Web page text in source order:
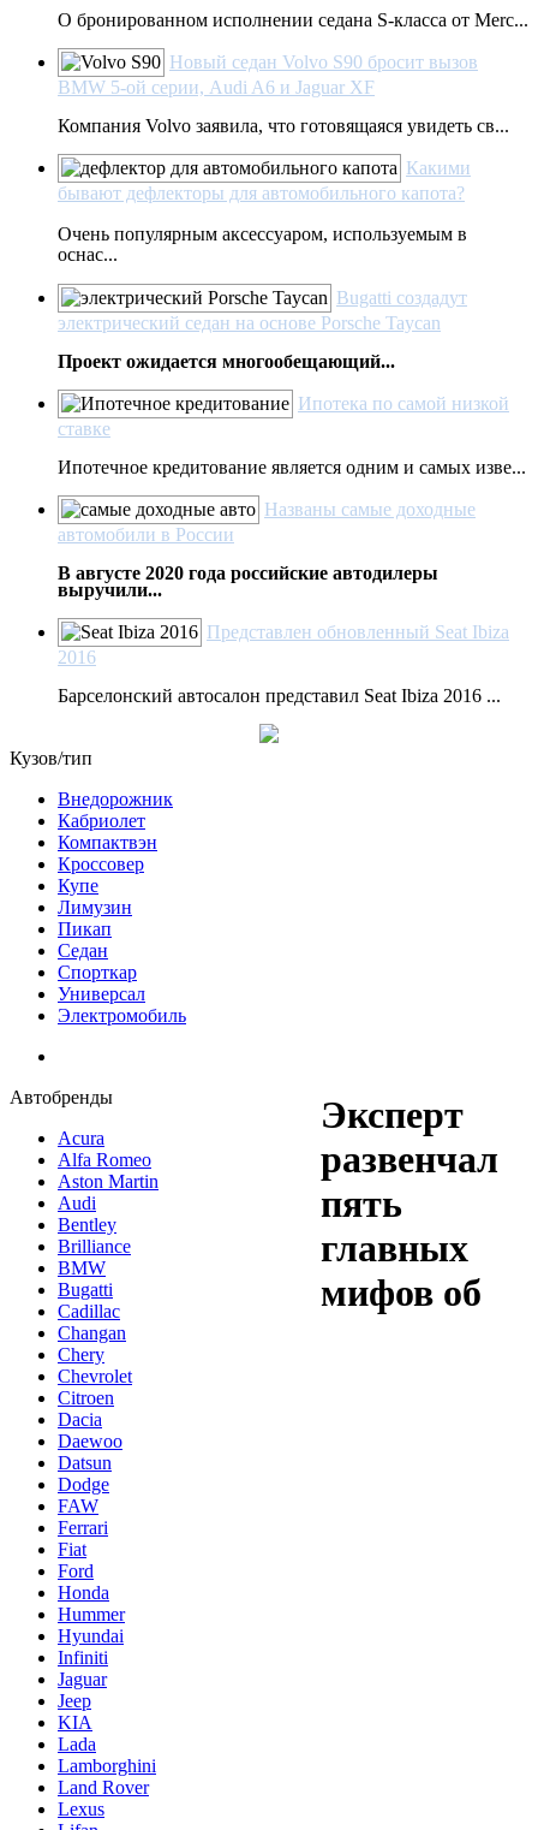
О бронированном исполнении седана S-класса от Merc...
Новый седан Volvo S90 бросит вызов
BMW 5-ой серии, Audi A6 и Jaguar XF
Компания Volvo заявила, что готовящаяся увидеть св...
Какими
бывают дефлекторы для автомобильного капота?
Очень популярным аксессуаром, используемым в
оснас...
Bugatti создадут
электрический седан на основе Porsche Taycan
Проект ожидается многообещающий...
Ипотека по самой низкой
ставке
Ипотечное кредитование является одним и самых изве...
Названы самые доходные
автомобили в России
В августе 2020 года российские автодилеры
выручили...
Представлен обновленный Seat Ibiza
2016
Барселонский автосалон представил Seat Ibiza 2016 ...
Кузов/тип
Внедорожник
Кабриолет
Компактвэн
Кроссовер
Купе
Лимузин
Пикап
Седан
Спорткар
Универсал
Электромобиль
Автобренды
Acura
Alfa Romeo
Aston Martin
Audi
Bentley
Brilliance
BMW
Bugatti
Cadillac
Changan
Chery
Chevrolet
Citroen
Dacia
Daewoo
Datsun
Dodge
FAW
Ferrari
Fiat
Ford
Honda
Hummer
Hyundai
Infiniti
Jaguar
Jeep
KIA
Lada
Lamborghini
Land Rover
Lexus
Эксперт
развенчал
пять
главных
мифов об